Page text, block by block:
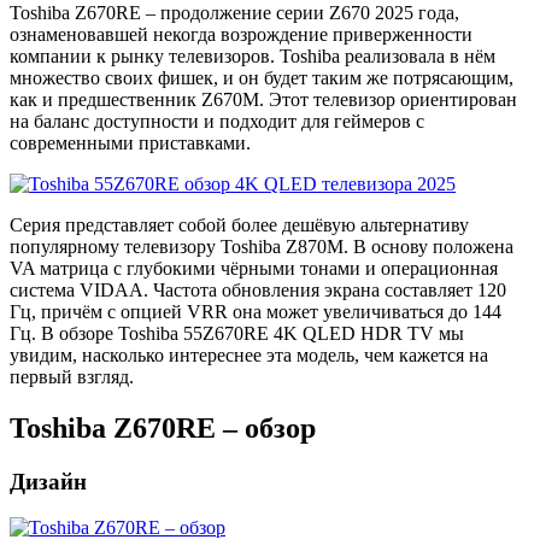
Toshiba Z670RE – продолжение серии Z670 2025 года,
ознаменовавшей некогда возрождение приверженности
компании к рынку телевизоров. Toshiba реализовала в нём
множество своих фишек, и он будет таким же потрясающим,
как и предшественник Z670M. Этот телевизор ориентирован
на баланс доступности и подходит для геймеров с
современными приставками.
Серия представляет собой более дешёвую альтернативу
популярному телевизору Toshiba Z870M. В основу положена
VA матрица с глубокими чёрными тонами и операционная
система VIDAA. Частота обновления экрана составляет 120
Гц, причём с опцией VRR она может увеличиваться до 144
Гц. В обзоре Toshiba 55Z670RE 4K QLED HDR TV мы
увидим, насколько интереснее эта модель, чем кажется на
первый взгляд.
Toshiba Z670RE – обзор
Дизайн